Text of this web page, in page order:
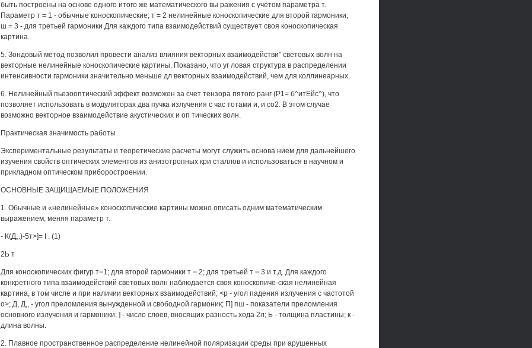
быть построены на основе одного итого же математического вы ражения с учётом параметра т.
Параметр т = 1 - обычные коноскопические; т = 2 нелинейные коноскопические для второй гармоники;
ш = 3 - для третьей гармоники Для каждого типа взаимодействий существует своя коноскопическая
картина.
5. Зондовый метод позволил провести анализ влияния векторных взаимодействи" световых волн на
векторные нелинейные коноскопические картины. Показано, что уг ловая структура в распределении
интенсивности гармоники значительно меньше дл векторных взаимодействий, чем для коллинеарных.
6. Нелинейный пьезооптический эффект возможен за счет тензора пятого ранг (Р1= б^итЕйс^), что
позволяет использовать в модуляторах два пучка излучения с час тотами и, и со2. В этом случае
возможно векторное взаимодействие акустических и оп тических волн.
Практическая значимость работы
Экспериментальные результаты и теоретические расчеты могут служить основа нием для дальнейшего
изучения свойств оптических элементов из анизотропных кри сталлов и использоваться в научном и
прикладном оптическом приборостроении.
ОСНОВНЫЕ ЗАЩИЩАЕМЫЕ ПОЛОЖЕНИЯ
1. Обычные и «нелинейные» коноскопические картины можно описать одним математическим
выражением, меняя параметр т.
- К(Д„.)-5т>]= I . (1)
2Ь т
Для коноскопических фигур т=1; для второй гармоники т = 2; для третьей т = 3 и т.д. Для каждого
конкретного типа взаимодействий световых волн наблюдается своя коноскопиче-ская нелинейная
картина, в том числе и при наличии векторных взаимодействий; <р - угол падения излучения с частотой
о>; Д, Д,, - угол преломления вынужденной и свободной гармоник; П] пш - показатели преломления
основного излучения и гармоники; ] - число слоев, вносящих разность хода 2л; Ь - толщина пластины; к -
длина волны.
2. Плавное пространственное распределение нелинейной поляризации среды при арушенных